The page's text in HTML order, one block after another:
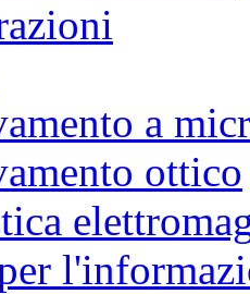
a
ottico